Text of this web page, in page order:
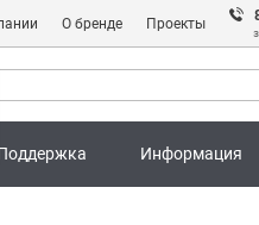
О бренде Проекты
Информация
магазинов 8 (800) 301 91